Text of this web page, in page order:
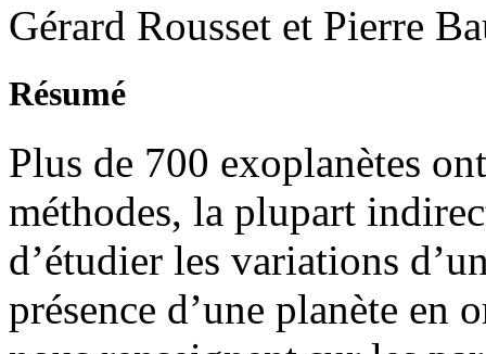
Gérard Rousset et Pierre
Résumé
Plus de 700 exoplanètes
méthodes, la plupart
d’étudier les variations
présence d’une planète en